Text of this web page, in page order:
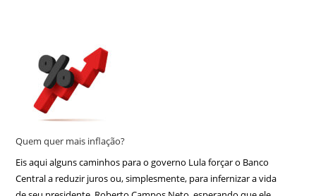
Quem quer mais inflação?
Eis aqui alguns caminhos para o governo Lula forçar o Banco
Central a reduzir juros ou, simplesmente, para infernizar a vida